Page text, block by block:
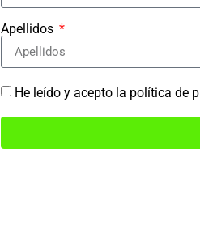
Apellidos
He leído y acepto la política de